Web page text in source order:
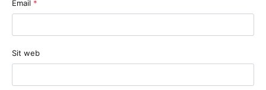
Email *
Sit web